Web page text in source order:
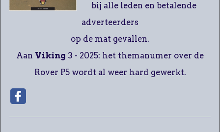
bij alle leden en betalende
adverteerders
op de mat gevallen.
Aan Viking 3 - 2025: het themanumer over de
Rover P5 wordt al weer hard gewerkt.